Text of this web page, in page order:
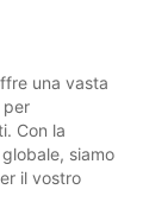
una vasta
per
Con la
siamo
il vostro